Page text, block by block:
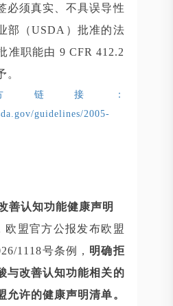
必须真实、不具误导性
部（USDA）批准的法
准职能由 9 CFR 412.2
。
链接：
guidelines/2005-
善认知功能健康声明
欧盟官方公报发布欧盟
1118号条例， 明确拒
与改善认知功能相关的
允许的健康声明清单。